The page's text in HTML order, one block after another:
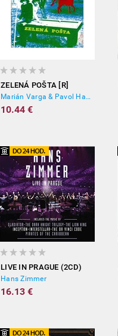
ZELENÁ POŠTA [R]
Marián Varga & Pavol Hammel
10.44 €
LIVE IN PRAGUE (2CD)
Hans Zimmer
16.13 €